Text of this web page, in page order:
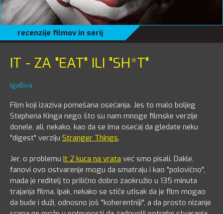
recenzije filmov in serij
IT - ZA "EAT" ILI "SH*T"
IgaBiva
Film koji izaziva pomešana osećanja. Jes to malo boljeg
Stephena Kinga nego što su nam mnoge filmske verzije
donele, ali, nekako, kao da se ima osećaj da gledate neku
"digest" verziju Stranger Things.
Jer, o problemu It 2 kuca na vrata već smo pisali. Dakle,
fanovi ovo ostvarenje mogu da smatraju i kao "polovično",
mada je reditelj to prilično dobro zaokružio u 135 minuta
trajanja filma. Ipak, nekako se stiče utisak da je film mogao
da bude i duži, odnosno još "koherentniji", a da prosto nizanje